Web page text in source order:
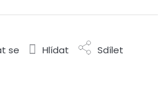
se Hlídat Sdílet